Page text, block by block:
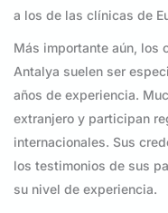
a los de las clínicas de
Más importante aún, los
Antalya suelen ser
años de experiencia.
extranjero y participan
internacionales. Sus
los testimonios de sus
su nivel de experiencia.